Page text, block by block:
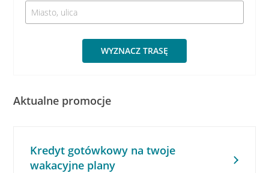
WYZNACZ TRASĘ
Aktualne promocje
Kredyt gotówkowy na twoje
wakacyjne plany